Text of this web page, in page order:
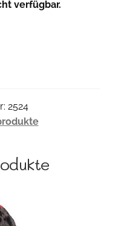
verfügbar.
2524